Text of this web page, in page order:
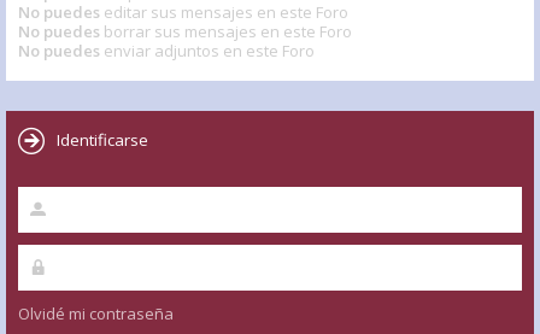
No puedes editar sus mensajes en este Foro
No puedes borrar sus mensajes en este Foro
No puedes enviar adjuntos en este Foro
Identificarse
Olvidé mi contraseña